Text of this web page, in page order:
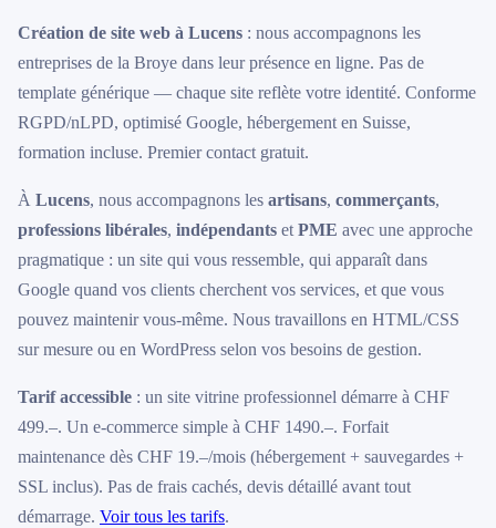
Création de site web à Lucens : nous accompagnons les
entreprises de la Broye dans leur présence en ligne. Pas de
template générique — chaque site reflète votre identité. Conforme
RGPD/nLPD, optimisé Google, hébergement en Suisse,
formation incluse. Premier contact gratuit.
À Lucens, nous accompagnons les artisans, commerçants,
professions libérales, indépendants et PME avec une approche
pragmatique : un site qui vous ressemble, qui apparaît dans
Google quand vos clients cherchent vos services, et que vous
pouvez maintenir vous-même. Nous travaillons en HTML/CSS
sur mesure ou en WordPress selon vos besoins de gestion.
Tarif accessible : un site vitrine professionnel démarre à CHF
499.–. Un e-commerce simple à CHF 1490.–. Forfait
maintenance dès CHF 19.–/mois (hébergement + sauvegardes +
SSL inclus). Pas de frais cachés, devis détaillé avant tout
démarrage. Voir tous les tarifs.